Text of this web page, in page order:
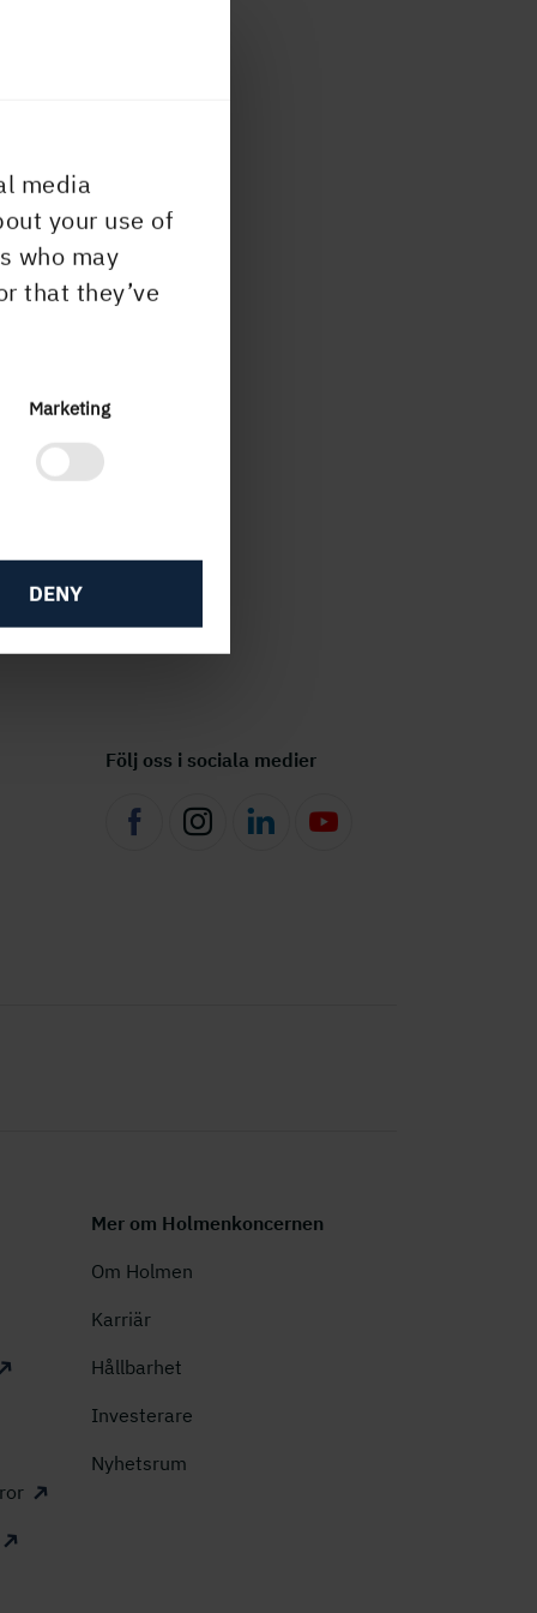
media
your use of
who may
that they’ve
Marketing
DENY
Följ oss i sociala medier
Mer om Holmenkoncernen
Om Holmen
Karriär
Hållbarhet
Investerare
Nyhetsrum